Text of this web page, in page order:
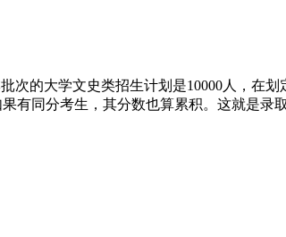
的大学文史类招生计划是10000人，在
有同分考生，其分数也算累积。这就是